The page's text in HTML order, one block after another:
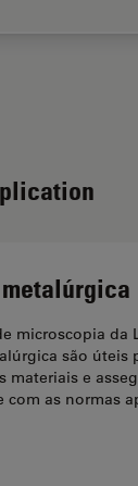
microscopia da
são úteis
materiais e
com as normas